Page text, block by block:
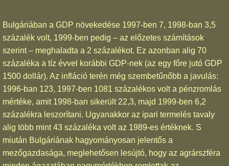
Bulgáriában a GDP növekedése 1997-ben 7, 1998-ban 3,5
százalék volt, 1999-ben pedig – az előzetes számítások
szerint – meghaladta a 2 százalékot. Ez azonban alig 70
százaléka a tíz évvel korábbi GDP-nek (az egy főre jutó GDP
1500 dollár). Az infláció terén még szembetűnőbb a javulás:
1996-ban 123, 1997-ben 1081 százalékos volt a pénzromlás
mértéke, amit 1998-ban sikerült 22,3, majd 1999-ben 6,2
százalékra leszorítani. Ugyanakkor az ipari termelés tavaly
alig több mint 43 százaléka volt az 1989-es értéknek. S
miután Bulgáriának hagyományosan jelentős a
mezőgazdasága, meglehetősen lesújtó, hogy az agrárszféra